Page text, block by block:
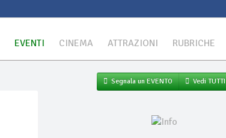
EVENTI CINEMA ATTRAZIONI RUBRICHE
Segnala un EVENTO Vedi TUTTI